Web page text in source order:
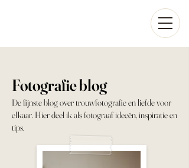
Fotografie blog
De fijnste blog over trouwfotografie en liefde voor
elkaar. Hier deel ik als fotograaf ideeën, inspiratie en
tips.